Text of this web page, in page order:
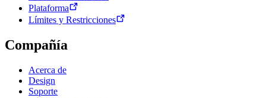
Plataforma
Límites y Restricciones
Compañía
Acerca de
Design
Soporte